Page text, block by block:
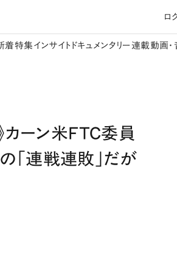
ロ
着特集 インサイト ドキュメンタリー 連載動画
カーン米FTC委員
「連戦連敗」だが